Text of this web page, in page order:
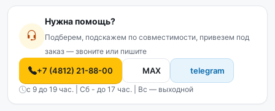
Нужна помощь?
Подберем, подскажем по совместимости, привезем под
заказ — звоните или пишите
+7 (4812) 21-88-00 MAX telegram
с 9 до 19 час. | Сб - до 17 час. | Вс — выходной